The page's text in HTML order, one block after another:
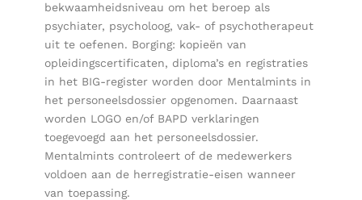
bekwaamheidsniveau om het beroep als
psychiater, psycholoog, vak- of psychotherapeut
uit te oefenen. Borging: kopieën van
opleidingscertificaten, diploma’s en registraties
in het BIG-register worden door Mentalmints in
het personeelsdossier opgenomen. Daarnaast
worden LOGO en/of BAPD verklaringen
toegevoegd aan het personeelsdossier.
Mentalmints controleert of de medewerkers
voldoen aan de herregistratie-eisen wanneer
van toepassing.